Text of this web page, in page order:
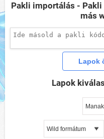
Pakli importálás -
más
Lapok